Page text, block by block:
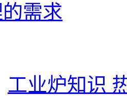
需求
工业炉知识